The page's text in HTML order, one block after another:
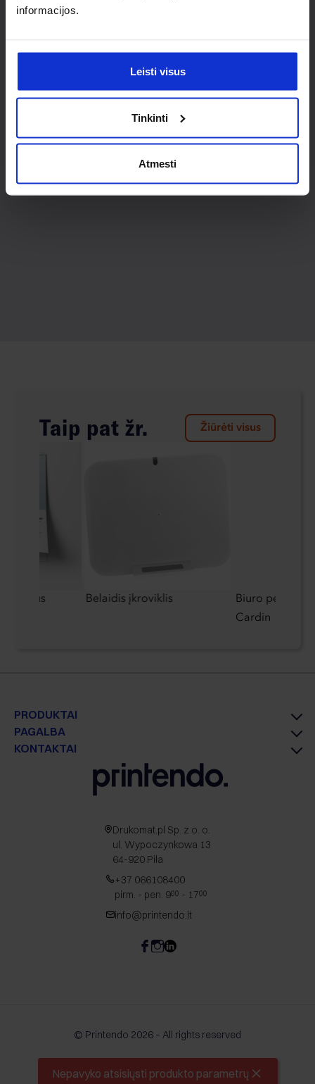
informacijos.
Leisti visus
Tinkinti
Atmesti
Nepavyko atsisiųsti produkto parametrų
Taip pat žr. Žiūrėti visus
Belaidis įkroviklis
Biuro pelės
Cardin
PRODUKTAI
PAGALBA
KONTAKTAI
Drukomat.pl Sp. z o. o.
ul. Wypoczynkowa 13
64-920 Piła
+37 066108400
pirm. - pen. 900 - 1700
info@printendo.lt
© Printendo 2026 – All rights reserved